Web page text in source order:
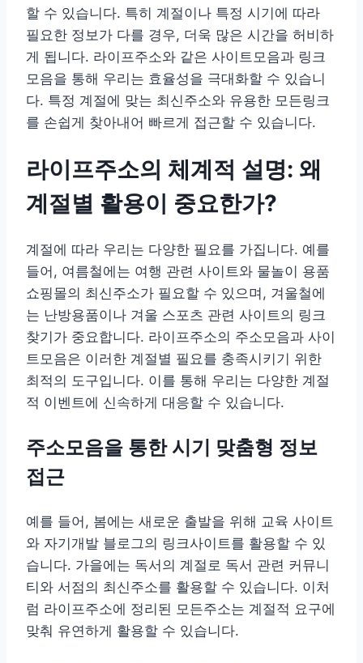
할 수 있습니다. 특히 계절이나 특정 시기에 따라
필요한 정보가 다를 경우, 더욱 많은 시간을 허비하
게 됩니다. 라이프주소와 같은 사이트모음과 링크
모음을 통해 우리는 효율성을 극대화할 수 있습니
다. 특정 계절에 맞는 최신주소와 유용한 모든링크
를 손쉽게 찾아내어 빠르게 접근할 수 있습니다.
라이프주소의 체계적 설명: 왜
계절별 활용이 중요한가?
계절에 따라 우리는 다양한 필요를 가집니다. 예를
들어, 여름철에는 여행 관련 사이트와 물놀이 용품
쇼핑몰의 최신주소가 필요할 수 있으며, 겨울철에
는 난방용품이나 겨울 스포츠 관련 사이트의 링크
찾기가 중요합니다. 라이프주소의 주소모음과 사이
트모음은 이러한 계절별 필요를 충족시키기 위한
최적의 도구입니다. 이를 통해 우리는 다양한 계절
적 이벤트에 신속하게 대응할 수 있습니다.
주소모음을 통한 시기 맞춤형 정보
접근
예를 들어, 봄에는 새로운 출발을 위해 교육 사이트
와 자기개발 블로그의 링크사이트를 활용할 수 있
습니다. 가을에는 독서의 계절로 독서 관련 커뮤니
티와 서점의 최신주소를 활용할 수 있습니다. 이처
럼 라이프주소에 정리된 모든주소는 계절적 요구에
맞춰 유연하게 활용할 수 있습니다.